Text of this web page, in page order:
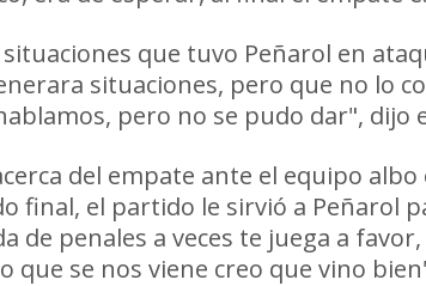
que tuvo Peñarol en
situaciones, pero que no lo
pero no se pudo dar", dijo
del empate ante el equipo
final, el partido le sirvió a
de penales a veces te juega a
que se nos viene creo que vino